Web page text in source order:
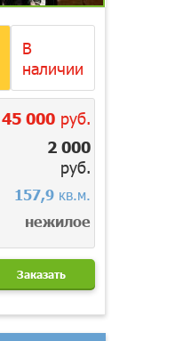
В
наличии
45 000руб.
2 000
руб.
157,9кв.м.
нежилое
Заказать